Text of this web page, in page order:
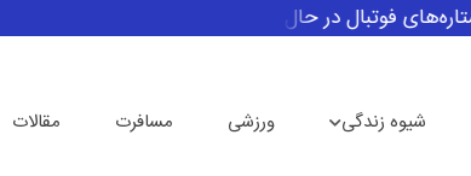
فوتبال در حال حاضر بدون تیم می‌باشند
شیوه زندگی ورزشی مسافرت مقالات